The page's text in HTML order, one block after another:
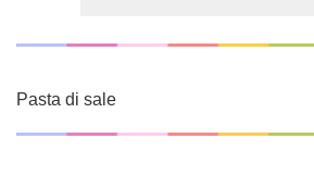
Pasta di sale